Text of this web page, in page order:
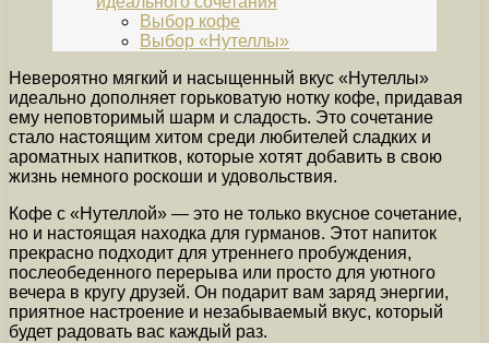
Выбор кофе
Выбор «Нутеллы»
Невероятно мягкий и насыщенный вкус «Нутеллы»
идеально дополняет горьковатую нотку кофе, придавая
ему неповторимый шарм и сладость. Это сочетание
стало настоящим хитом среди любителей сладких и
ароматных напитков, которые хотят добавить в свою
жизнь немного роскоши и удовольствия.
Кофе с «Нутеллой» — это не только вкусное сочетание,
но и настоящая находка для гурманов. Этот напиток
прекрасно подходит для утреннего пробуждения,
послеобеденного перерыва или просто для уютного
вечера в кругу друзей. Он подарит вам заряд энергии,
приятное настроение и незабываемый вкус, который
будет радовать вас каждый раз.